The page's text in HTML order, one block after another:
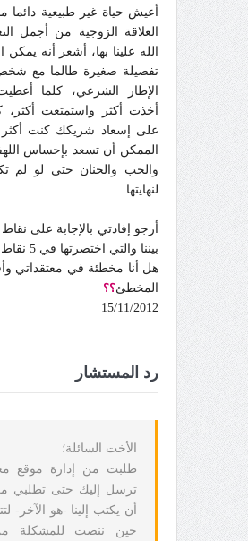
أعيش حياة غير طبيعية دائما
العلاقة الزوجية من أجمل
الله علينا بها، أشعر أنه يمكن
تفصيلة صغيرة طالما مع
الإطار الشرعي، كلما
أخذت أكثر واستمتعت
على إسعاد شريكك كنت
الممكن أن تسعد بإحساس
والحب والحنان حتى لو لم
لنهايتها.
أرجو إفادتي بالإجابة على
بيننا والتي اختصرتها في 5 نقاط سابقة،
هل أنا مخطئة في معتقداتي
المخطئ؟؟
15/11/2012
رد المستشار
الأخت السائلة؛
طلبت من إدارة موقع
ترسل إليك حتى تطلبي
أن يكتب إلينا -هو الآخر-
حين ننصت للمشكلة